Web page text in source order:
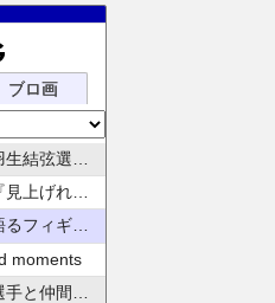
ブロ画
紫色のブログ
青空 』別館
アスケート
moments
花束にして〜